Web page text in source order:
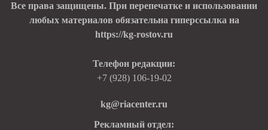
Все права защищены. При перепечатке и использовании
любых материалов обязательна гиперссылка на
https://kg-rostov.ru
Телефон редакции:
+7 (928) 106-19-02
kg@riacenter.ru
Рекламный отдел: